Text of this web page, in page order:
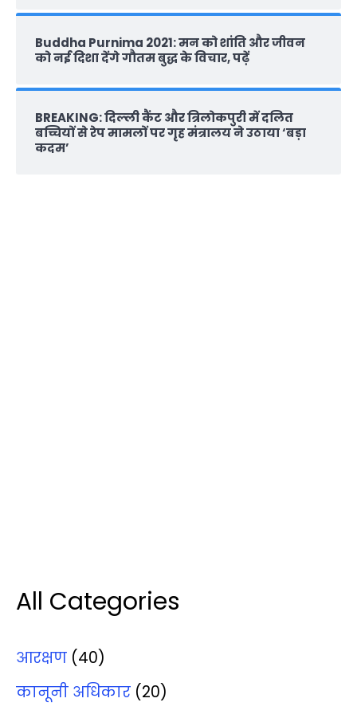
Buddha Purnima 2021: मन को शांति और जीवन
को नई दिशा देंगे गौतम बुद्ध के विचार, पढ़ें
BREAKING: दिल्‍ली कैंट और त्रिलोकपुरी में दलित
बच्चियों से रेप मामलों पर गृह मंत्रालय ने उठाया ‘बड़ा
कदम’
All Categories
आरक्षण (40)
कानूनी अधिकार (20)